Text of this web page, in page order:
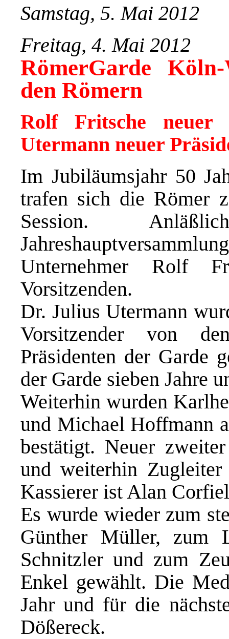
Samstag, 5. Mai 2012
Freitag, 4. Mai 2012
RömerGarde
den Römern
Rolf Fritsche neuer
Utermann neuer
Im Jubiläumsjahr 50
trafen sich die Römer
Session.
Unternehmer Rolf
Vorsitzenden.
Dr. Julius Utermann
Vorsitzender von
Präsidenten der Garde
der Garde sieben Jahre
Weiterhin wurden
und Michael Hoffmann
bestätigt. Neuer
und weiterhin
Kassierer ist Alan
Es wurde wieder zum
Günther Müller, zum
Schnitzler und zum
Enkel gewählt. Die
Jahr und für die
Dößereck.